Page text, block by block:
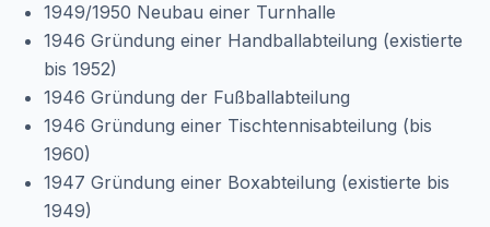
1949/1950 Neubau einer Turnhalle
1946 Gründung einer Handballabteilung (existierte
bis 1952)
1946 Gründung der Fußballabteilung
1946 Gründung einer Tischtennisabteilung (bis
1960)
1947 Gründung einer Boxabteilung (existierte bis
1949)